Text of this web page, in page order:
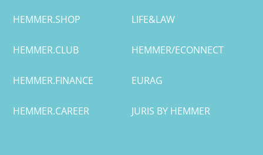
HEMMER.SHOP LIFE&LAW
HEMMER.CLUB HEMMER/ECONNECT
HEMMER.FINANCE EURAG
HEMMER.CAREER JURIS BY HEMMER